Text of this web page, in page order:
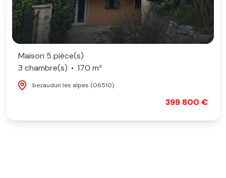
Maison 5 pièce(s)
3 chambre(s)
170 m²
bezaudun les alpes (06510)
399 800 €